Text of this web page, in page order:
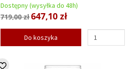
Dostępny (wysyłka do 48h)
719,00 zł647,10 zł
Do koszyka